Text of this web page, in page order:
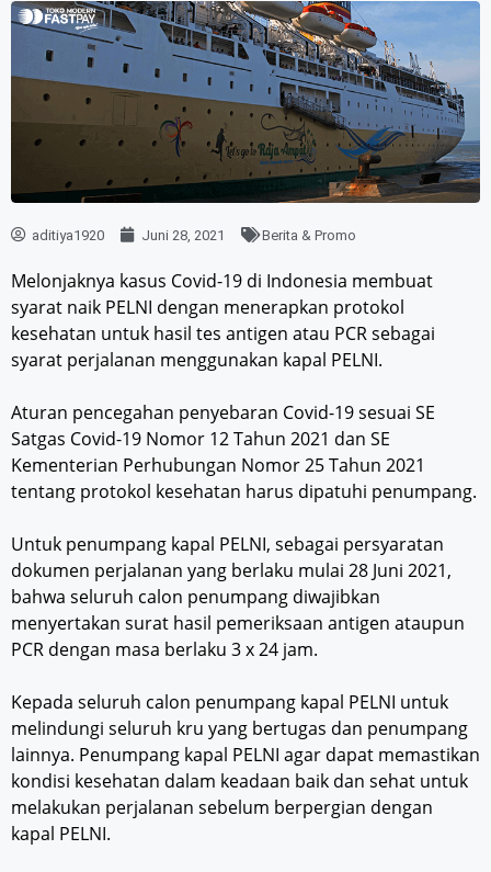
aditiya1920 Juni 28, 2021 Berita & Promo
Melonjaknya kasus Covid-19 di Indonesia membuat
syarat naik PELNI dengan menerapkan protokol
kesehatan untuk hasil tes antigen atau PCR sebagai
syarat perjalanan menggunakan kapal PELNI.
Aturan pencegahan penyebaran Covid-19 sesuai SE
Satgas Covid-19 Nomor 12 Tahun 2021 dan SE
Kementerian Perhubungan Nomor 25 Tahun 2021
tentang protokol kesehatan harus dipatuhi penumpang.
Untuk penumpang kapal PELNI, sebagai persyaratan
dokumen perjalanan yang berlaku mulai 28 Juni 2021,
bahwa seluruh calon penumpang diwajibkan
menyertakan surat hasil pemeriksaan antigen ataupun
PCR dengan masa berlaku 3 x 24 jam.
Kepada seluruh calon penumpang kapal PELNI untuk
melindungi seluruh kru yang bertugas dan penumpang
lainnya. Penumpang kapal PELNI agar dapat memastikan
kondisi kesehatan dalam keadaan baik dan sehat untuk
melakukan perjalanan sebelum berpergian dengan
kapal PELNI.